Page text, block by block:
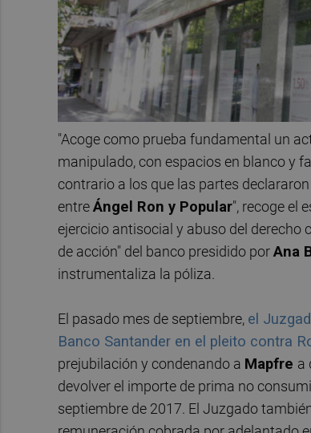
"Acoge como prueba fundamental un
manipulado, con espacios en blanco y
contrario a los que las partes
entreÁngel Ron y Popular", recoge el
ejercicio antisocial y abuso del derecho
de acción" del banco presidido porAna
instrumentaliza la póliza.
El pasado mes de septiembre, el
Banco Santander en el pleito contra
prejubilación y condenando a Mapfre a
devolver el importe de prima no
septiembre de 2017. El Juzgado